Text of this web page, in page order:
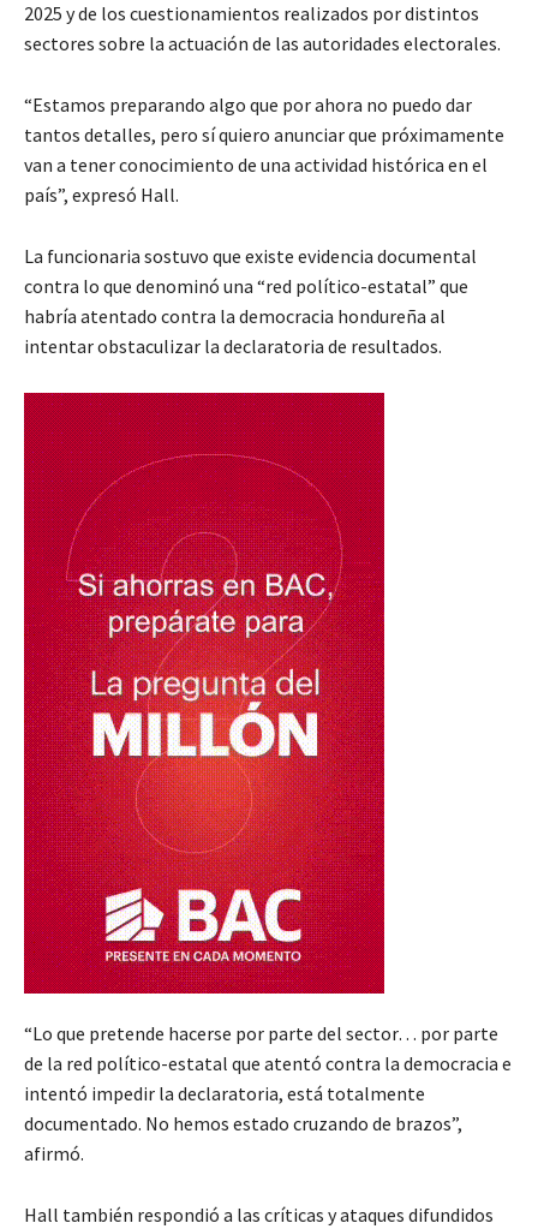
2025 y de los cuestionamientos realizados por distintos
sectores sobre la actuación de las autoridades electorales.
“Estamos preparando algo que por ahora no puedo dar
tantos detalles, pero sí quiero anunciar que próximamente
van a tener conocimiento de una actividad histórica en el
país”, expresó Hall.
La funcionaria sostuvo que existe evidencia documental
contra lo que denominó una “red político-estatal” que
habría atentado contra la democracia hondureña al
intentar obstaculizar la declaratoria de resultados.
“Lo que pretende hacerse por parte del sector… por parte
de la red político-estatal que atentó contra la democracia e
intentó impedir la declaratoria, está totalmente
documentado. No hemos estado cruzando de brazos”,
afirmó.
Hall también respondió a las críticas y ataques difundidos